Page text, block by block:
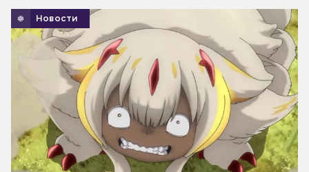
Новости